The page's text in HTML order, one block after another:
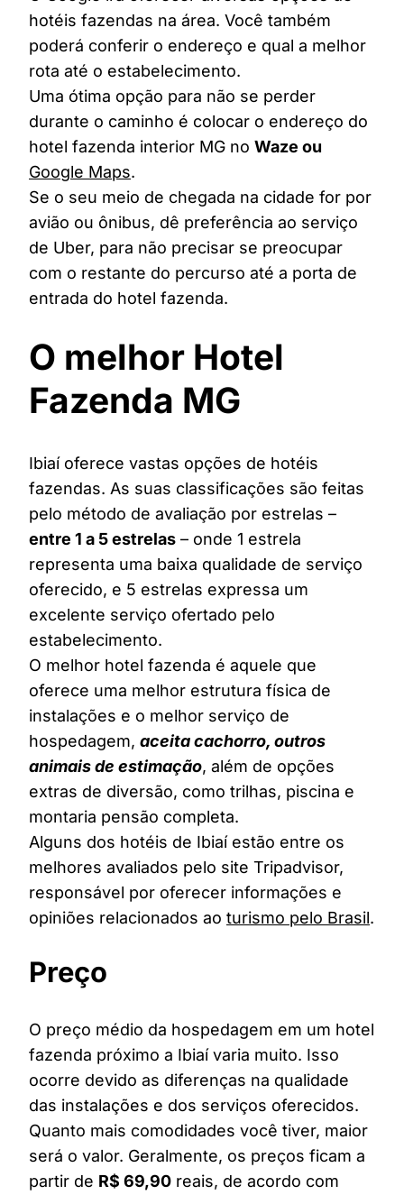
hotéis fazendas na área. Você também
poderá conferir o endereço e qual a melhor
rota até o estabelecimento.
Uma ótima opção para não se perder
durante o caminho é colocar o endereço do
hotel fazenda interior MG no Waze ou
Google Maps.
Se o seu meio de chegada na cidade for por
avião ou ônibus, dê preferência ao serviço
de Uber, para não precisar se preocupar
com o restante do percurso até a porta de
entrada do hotel fazenda.
O melhor Hotel
Fazenda MG
Ibiaí oferece vastas opções de hotéis
fazendas. As suas classificações são feitas
pelo método de avaliação por estrelas –
entre 1 a 5 estrelas – onde 1 estrela
representa uma baixa qualidade de serviço
oferecido, e 5 estrelas expressa um
excelente serviço ofertado pelo
estabelecimento.
O melhor hotel fazenda é aquele que
oferece uma melhor estrutura física de
instalações e o melhor serviço de
hospedagem, aceita cachorro, outros
animais de estimação, além de opções
extras de diversão, como trilhas, piscina e
montaria pensão completa.
Alguns dos hotéis de Ibiaí estão entre os
melhores avaliados pelo site Tripadvisor,
responsável por oferecer informações e
opiniões relacionados ao turismo pelo Brasil.
Preço
O preço médio da hospedagem em um hotel
fazenda próximo a Ibiaí varia muito. Isso
ocorre devido as diferenças na qualidade
das instalações e dos serviços oferecidos.
Quanto mais comodidades você tiver, maior
será o valor. Geralmente, os preços ficam a
partir de R$ 69,90 reais, de acordo com